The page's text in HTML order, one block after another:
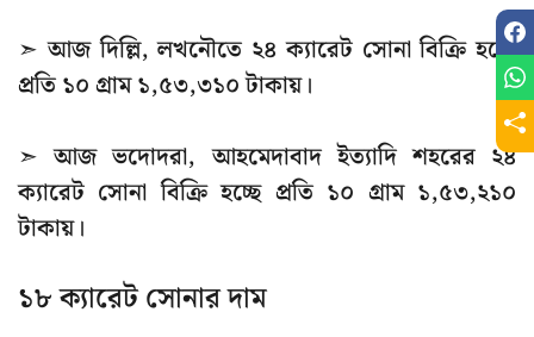
➣ আজ দিল্লি, লখনৌতে ২৪ ক্যারেট সোনা বিক্রি হচ্ছে
প্রতি ১০ গ্রাম ১,৫৩,৩১০ টাকায়।
➣ আজ ভদোদরা, আহমেদাবাদ ইত্যাদি শহরের ২৪
ক্যারেট সোনা বিক্রি হচ্ছে প্রতি ১০ গ্রাম ১,৫৩,২১০
টাকায়।
১৮ ক্যারেট সোনার দাম